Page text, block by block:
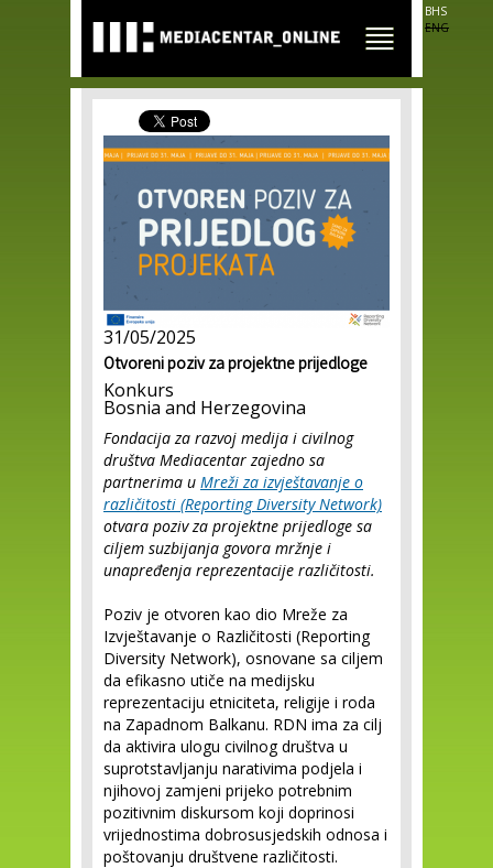
main
content
BHS
ENG
31/05/2025
Otvoreni poziv za projektne prijedloge
Konkurs
Bosnia and Herzegovina
Fondacija za razvoj medija i civilnog
društva Mediacentar zajedno sa
partnerima u Mreži za izvještavanje o
različitosti (Reporting Diversity Network)
otvara poziv za projektne prijedloge sa
ciljem suzbijanja govora mržnje i
unapređenja reprezentacije različitosti.
Poziv je otvoren kao dio Mreže za
Izvještavanje o Različitosti (Reporting
Diversity Network), osnovane sa ciljem
da efikasno utiče na medijsku
reprezentaciju etniciteta, religije i roda
na Zapadnom Balkanu. RDN ima za cilj
da aktivira ulogu civilnog društva u
suprotstavljanju narativima podjela i
njihovoj zamjeni prijeko potrebnim
pozitivnim diskursom koji doprinosi
vrijednostima dobrosusjedskih odnosa i
poštovanju društvene različitosti.